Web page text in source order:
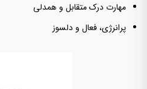
مهارت درک متقابل و همدلی
پرانرژی، فعال و دلسوز